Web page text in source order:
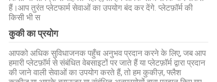
गुणवत्ता
नियंत्रण
समाचार
हैं।आप तुरंत प्लेटफार्म सेवाओं का उपयोग बंद कर देंगे. प्लेटफ़ॉर्म की
किसी भी स
कुकी का प्रयोग
आपको अधिक सुविधाजनक पहुँच अनुभव प्रदान करने के लिए, जब आप
हमारी प्लेटफ़ॉर्म से संबंधित वेबसाइटों पर जाते हैं या प्लेटफ़ॉर्म द्वारा प्रदान
की जाने वाली सेवाओं का उपयोग करते हैं, तो हम कुकीज़, फ्लैश